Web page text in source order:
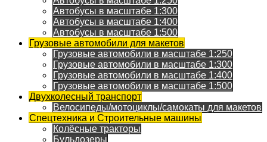
Автобусы в масштабе 1:300
Автобусы в масштабе 1:400
Автобусы в масштабе 1:500
Грузовые автомобили для макетов
Грузовые автомобили в масштабе 1:250
Грузовые автомобили в масштабе 1:300
Грузовые автомобили в масштабе 1:400
Грузовые автомобили в масштабе 1:500
Двухколесный транспорт
Велосипеды/мотоциклы/самокаты для макетов
Спецтехника и Строительные машины
Колёсные тракторы
Бульдозеры